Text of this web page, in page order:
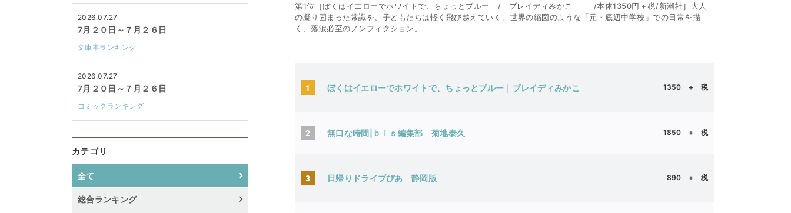
第1位［ぼくはイエローでホワイトで、ちょっとブルー / ブレイディみかこ /本体1350円＋税/新潮社］大人
の凝り固まった常識を、子どもたちは軽く飛び越えていく。世界の縮図のような「元・底辺中学校」での日常を描
く、落涙必至のノンフィクション。
1 ぼくはイエローでホワイトで、ちょっとブルー｜ブレイディみかこ 1350 + 税
2 無口な時間|ｂｉｓ編集部 菊地泰久 1850 + 税
3 日帰りドライブぴあ 静岡版 890 + 税
2026.07.27
7月２０日～７月２６日
文庫本ランキング
2026.07.27
7月２０日～７月２６日
コミックランキング
カテゴリ
全て
総合ランキング